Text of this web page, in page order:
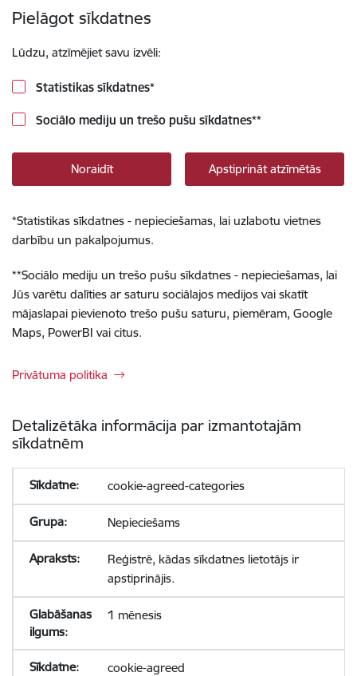
Pielāgot sīkdatnes
Lūdzu, atzīmējiet savu izvēli:
Statistikas sīkdatnes*
Sociālo mediju un trešo pušu sīkdatnes**
Noraidīt Apstiprināt atzīmētās
*Statistikas sīkdatnes - nepieciešamas, lai uzlabotu vietnes
darbību un pakalpojumus.
**Sociālo mediju un trešo pušu sīkdatnes - nepieciešamas, lai
Jūs varētu dalīties ar saturu sociālajos medijos vai skatīt
mājaslapai pievienoto trešo pušu saturu, piemēram, Google
Maps, PowerBI vai citus.
Privātuma politika
Detalizētāka informācija par izmantotajām
sīkdatnēm
cookie-agreed-categories
Nepieciešams
Reģistrē, kādas sīkdatnes lietotājs ir
apstiprinājis.
1 mēnesis
cookie-agreed